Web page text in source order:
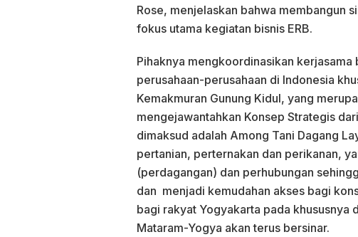
Rose, menjelaskan bahwa membangun
fokus utama kegiatan bisnis ERB.
Pihaknya mengkoordinasikan
perusahaan-perusahaan di Indonesia
Kemakmuran Gunung Kidul, yang
mengejawantahkan Konsep Strategis
dimaksud adalah Among Tani Dagang
pertanian, perternakan dan perikanan,
(perdagangan) dan perhubungan
dan menjadi kemudahan akses bagi
bagi rakyat Yogyakarta pada khususnya
Mataram-Yogya akan terus bersinar.